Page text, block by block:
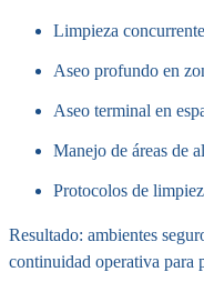
Limpieza
Aseo profundo en
Aseo terminal en
Manejo de áreas de
Protocolos de
Resultado: ambientes
continuidad operativa para